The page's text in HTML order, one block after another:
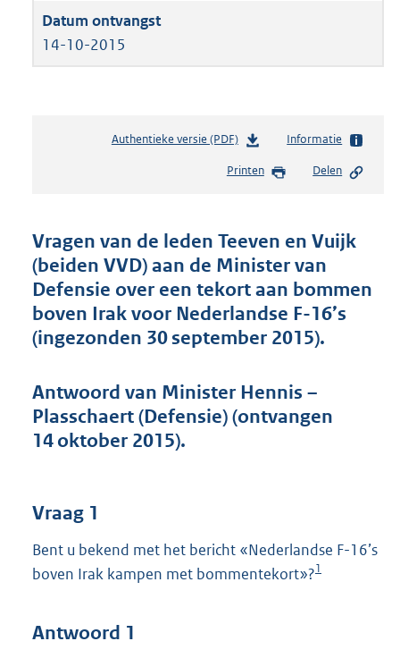
14-10-2015
Authentieke versie (PDF)b
s
d
s
g
r
o
o
t
e
:
Informatie
Printen Delen
Vragen van de leden Teeven en Vuijk
(beiden VVD) aan de Minister van
Defensie over een tekort aan bommen
boven Irak voor Nederlandse F-16’s
(ingezonden 30 september 2015).
Antwoord van Minister Hennis –
Plasschaert (Defensie) (ontvangen
14 oktober 2015).
Vraag 1
Bent u bekend met het bericht «Nederlandse F-16’s
boven Irak kampen met bommentekort»?1
Antwoord 1